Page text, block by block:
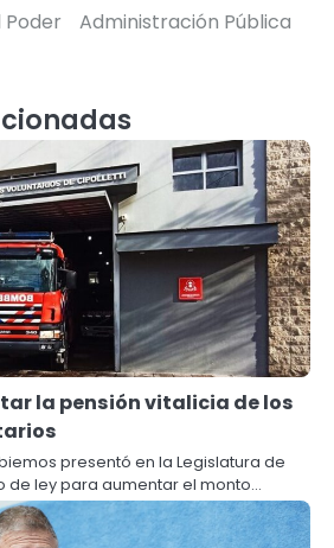
Administración Pública
la pensión vitalicia de los
presentó en la Legislatura de
de ley para aumentar el monto…